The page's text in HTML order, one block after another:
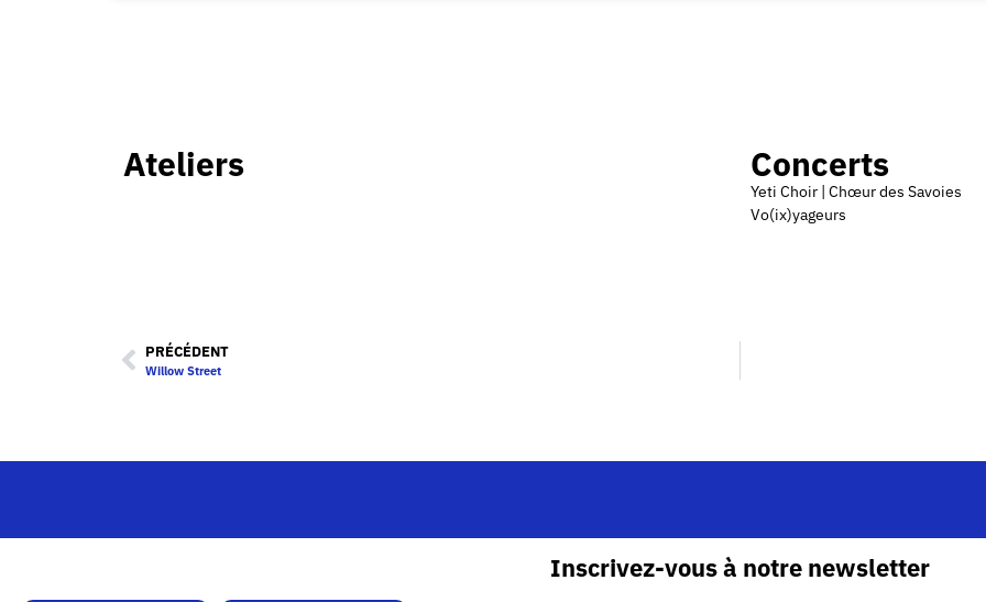
Ateliers Concerts
Yeti Choir | Chœur des Savoies
Vo(ix)yageurs
PRÉCÉDENT
Willow Street
Inscrivez-vous à notre newsletter